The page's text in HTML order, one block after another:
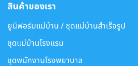
สินค้าของเรา
ยูนิฟอร์มแม่บ้าน / ชุดแม่บ้านสำเร็จรูป
ชุดแม่บ้านโรงแรม
ชุดพนักงานโรงพยาบาล